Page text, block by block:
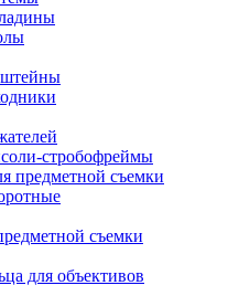
стробофреймы
предметной съемки
съемки
для объективов